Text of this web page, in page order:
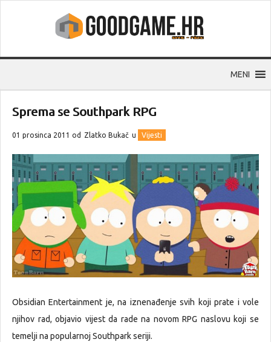
MENI
Sprema se Southpark RPG
01 prosinca 2011 od Zlatko Bukač u Vijesti
Obsidian Entertainment je, na iznenađenje svih koji prate i vole
njihov rad, objavio vijest da rade na novom RPG naslovu koji se
temelji na popularnoj Southpark seriji.